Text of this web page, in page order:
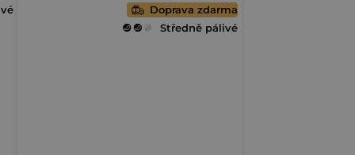
Doprava zdarma
Středně pálivé